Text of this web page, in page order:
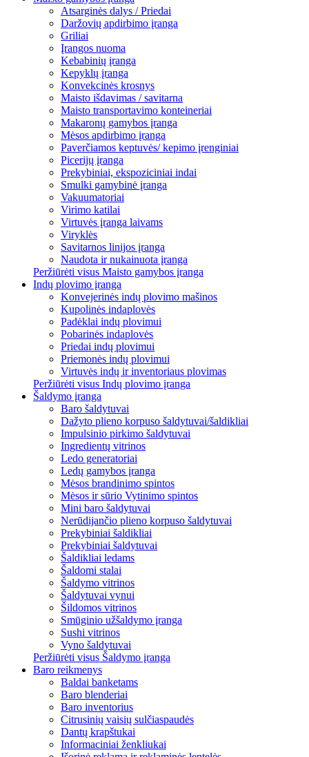
Atsarginės dalys / Priedai
Daržovių apdirbimo įranga
Griliai
Įrangos nuoma
Kebabinių įranga
Kepyklų įranga
Konvekcinės krosnys
Maisto išdavimas / savitarna
Maisto transportavimo konteineriai
Makaronų gamybos įranga
Mėsos apdirbimo įranga
Paverčiamos keptuvės/ kepimo įrenginiai
Picerijų įranga
Prekybiniai, ekspoziciniai indai
Smulki gamybinė įranga
Vakuumatoriai
Virimo katilai
Virtuvės įranga laivams
Viryklės
Savitarnos linijos įranga
Naudota ir nukainuota įranga
Peržiūrėti visus Maisto gamybos įranga
Indų plovimo įranga
Konvejerinės indų plovimo mašinos
Kupolinės indaplovės
Padėklai indų plovimui
Pobarinės indaplovės
Priedai indų plovimui
Priemonės indų plovimui
Virtuvės indų ir inventoriaus plovimas
Peržiūrėti visus Indų plovimo įranga
Šaldymo įranga
Baro šaldytuvai
Dažyto plieno korpuso šaldytuvai/šaldikliai
Impulsinio pirkimo šaldytuvai
Ingredientų vitrinos
Ledo generatoriai
Ledų gamybos įranga
Mėsos brandinimo spintos
Mėsos ir sūrio Vytinimo spintos
Mini baro šaldytuvai
Nerūdijančio plieno korpuso šaldytuvai
Prekybiniai šaldikliai
Prekybiniai šaldytuvai
Šaldikliai ledams
Šaldomi stalai
Šaldymo vitrinos
Šaldytuvai vynui
Šildomos vitrinos
Smūginio užšaldymo įranga
Sushi vitrinos
Vyno šaldytuvai
Peržiūrėti visus Šaldymo įranga
Baro reikmenys
Baldai banketams
Baro blenderiai
Baro inventorius
Citrusinių vaisių sulčiaspaudės
Dantų krapštukai
Informaciniai ženkliukai